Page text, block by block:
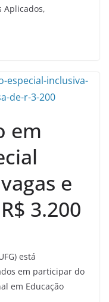
Aplicados,
em
e
3.200
está
em participar do
em Educação